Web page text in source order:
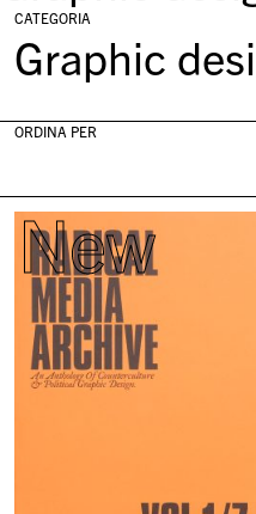
CATEGORIA
Graphic
ORDINA PER
New